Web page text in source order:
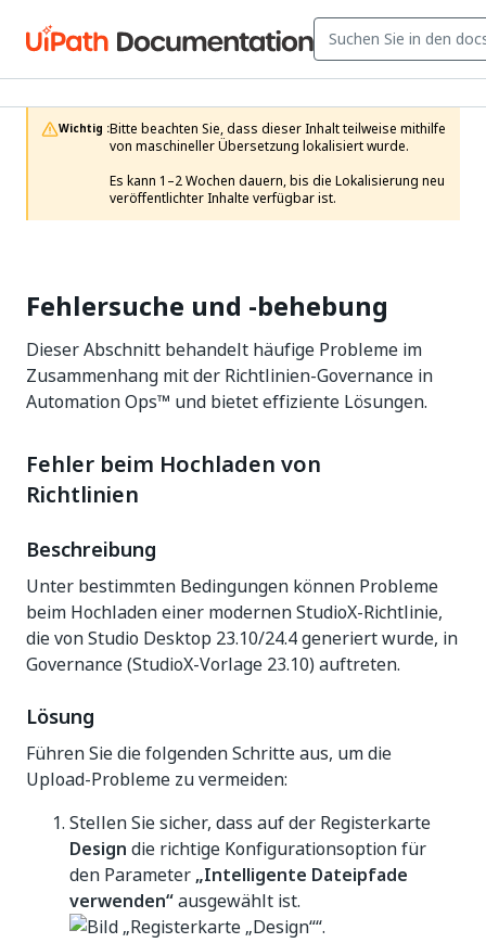
Wichtig :Bitte beachten Sie, dass dieser Inhalt teilweise mithilfe
von maschineller Übersetzung lokalisiert wurde.
Es kann 1–2 Wochen dauern, bis die Lokalisierung neu
veröffentlichter Inhalte verfügbar ist.
Fehlersuche und ‑behebung
Dieser Abschnitt behandelt häufige Probleme im
Zusammenhang mit der Richtlinien-Governance in
Automation Ops™ und bietet effiziente Lösungen.
Fehler beim Hochladen von
Richtlinien
Beschreibung
Unter bestimmten Bedingungen können Probleme
beim Hochladen einer modernen StudioX-Richtlinie,
die von Studio Desktop 23.10/24.4 generiert wurde, in
Governance (StudioX-Vorlage 23.10) auftreten.
Lösung
Führen Sie die folgenden Schritte aus, um die
Upload-Probleme zu vermeiden:
Stellen Sie sicher, dass auf der Registerkarte
Design die richtige Konfigurationsoption für
den Parameter„Intelligente Dateipfade
verwenden“ausgewählt ist.